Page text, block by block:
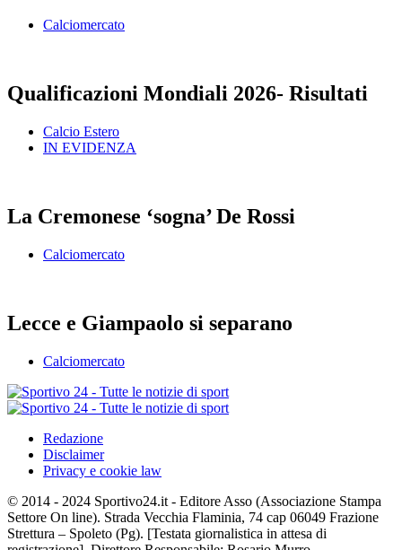
Calciomercato
Qualificazioni Mondiali 2026- Risultati
Calcio Estero
IN EVIDENZA
La Cremonese ‘sogna’ De Rossi
Calciomercato
Lecce e Giampaolo si separano
Calciomercato
Redazione
Disclaimer
Privacy e cookie law
© 2014 - 2024 Sportivo24.it - Editore Asso (Associazione Stampa
Settore On line). Strada Vecchia Flaminia, 74 cap 06049 Frazione
Strettura – Spoleto (Pg). [Testata giornalistica in attesa di